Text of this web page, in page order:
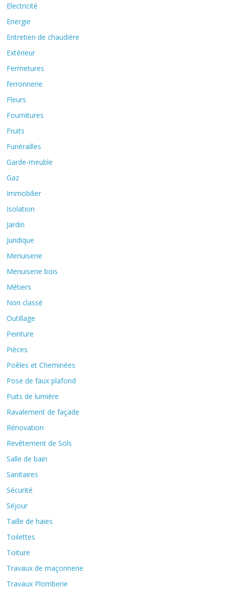
Electricité
Energie
Entretien de chaudière
Extérieur
Fermetures
ferronnerie
Fleurs
Fournitures
Fruits
Funérailles
Garde-meuble
Gaz
Immobilier
Isolation
Jardin
Juridique
Menuiserie
Menuiserie bois
Métiers
Non classé
Outillage
Peinture
Pièces
Poêles et Cheminées
Pose de faux plafond
Puits de lumière
Ravalement de façade
Rénovation
Revêtement de Sols
Salle de bain
Sanitaires
Sécurité
Séjour
Taille de haies
Toilettes
Toiture
Travaux de maçonnerie
Travaux Plomberie